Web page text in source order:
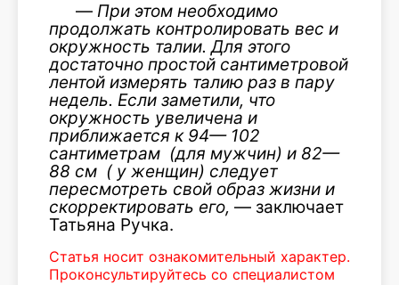
— При этом необходимо
продолжать контролировать вес и
окружность талии. Для этого
достаточно простой сантиметровой
лентой измерять талию раз в пару
недель. Если заметили, что
окружность увеличена и
приближается к 94— 102
сантиметрам (для мужчин) и 82—
88 см ( у женщин) следует
пересмотреть свой образ жизни и
скорректировать его, — заключает
Татьяна Ручка.
Статья носит ознакомительный характер.
Проконсультируйтесь со специалистом